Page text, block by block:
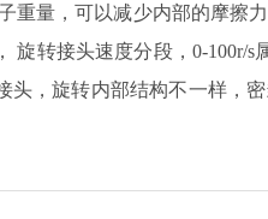
配件 属
重量，可以减少内部的摩擦
旋转接头速度分段，0-100r/s
头，旋转内部结构不一样，